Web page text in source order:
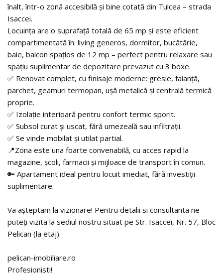
înalt, într-o zonă accesibilă și bine cotată din Tulcea – strada
Isaccei.
Locuința are o suprafață totală de 65 mp și este eficient
compartimentată în: living generos, dormitor, bucătărie,
baie, balcon spațios de 12 mp – perfect pentru relaxare sau
spațiu suplimentar de depozitare prevazut cu 3 boxe.
✅ Renovat complet, cu finisaje moderne: gresie, faianță,
parchet, geamuri termopan, ușă metalică și centrală termică
proprie.
✅ Izolație interioară pentru confort termic sporit.
✅ Subsol curat și uscat, fără umezeală sau infiltrații.
✅ Se vinde mobilat și utilat partial.
📍Zona este una foarte convenabilă, cu acces rapid la
magazine, școli, farmacii și mijloace de transport în comun.
🔑 Apartament ideal pentru locuit imediat, fără investiții
suplimentare.
Va așteptam la vizionare! Pentru detalii si consultanta ne
puteți vizita la sediul nostru situat pe Str. Isaccei, Nr. 57, Bloc
Pelican (la etaj).
pelican-imobiliare.ro
Profesionisti!